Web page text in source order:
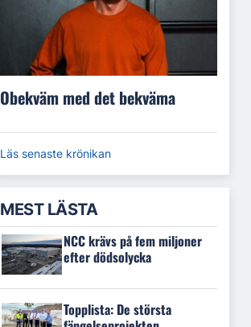
Obekväm med det bekväma
Läs senaste krönikan
MEST LÄSTA
NCC krävs på fem miljoner
efter dödsolycka
Topplista: De största